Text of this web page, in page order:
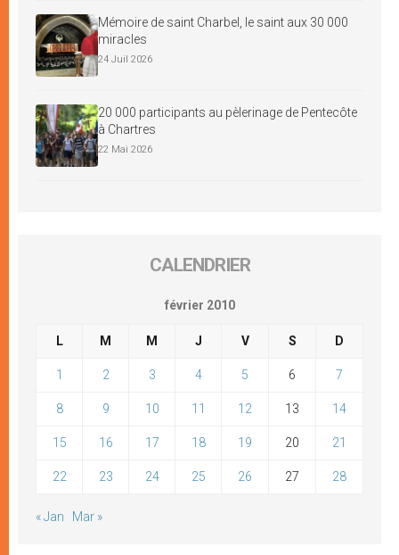
Mémoire de saint Charbel, le saint aux 30 000
miracles
24 Juil 2026
20 000 participants au pèlerinage de Pentecôte
à Chartres
22 Mai 2026
CALENDRIER
février 2010
L M M J V S D
1 2 3 4 5 6 7
8 9 10 11 12 13 14
15 16 17 18 19 20 21
22 23 24 25 26 27 28
« Jan Mar »